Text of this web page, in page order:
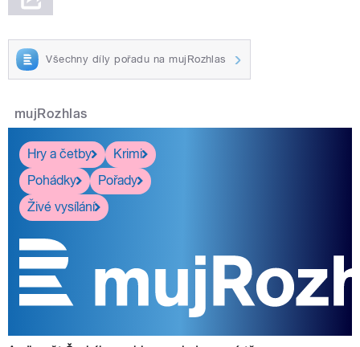
Všechny díly pořadu na mujRozhlas
mujRozhlas
Hry a četby
Krimi
Pohádky
Pořady
Živé vysílání